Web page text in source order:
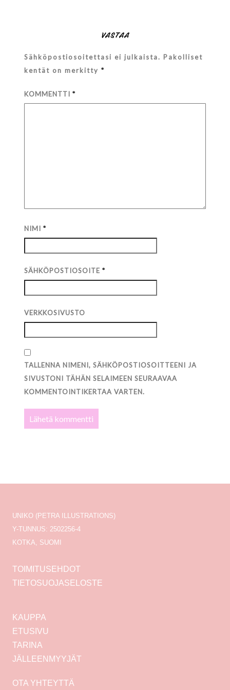
VASTAA
Sähköpostiosoitettasi ei julkaista. Pakolliset
kentät on merkitty*
KOMMENTTI*
NIMI*
SÄHKÖPOSTIOSOITE*
VERKKOSIVUSTO
TALLENNA NIMENI, SÄHKÖPOSTIOSOITTEENI JA
SIVUSTONI TÄHÄN SELAIMEEN SEURAAVAA
KOMMENTOINTIKERTAA VARTEN.
UNIKO (PETRA ILLUSTRATIONS)
Y-TUNNUS: 2502256-4
KOTKA, SUOMI
TOIMITUSEHDOT
TIETOSUOJASELOSTE
KAUPPA
ETUSIVU
TARINA
JÄLLEENMYYJÄT
OTA YHTEYTTÄ